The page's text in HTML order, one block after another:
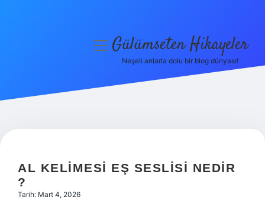
Hakkımızda
menüyüGülümseten Hikayeler
Neşeli anlarla dolu bir blog dünyası!
AL KELIMESI EŞ SESLISI NEDIR
?
Tarih: Mart 4, 2026